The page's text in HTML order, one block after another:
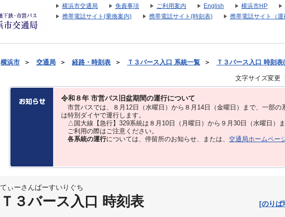
横浜市交通局 免責事項 ご利用案内 English 横浜市HP
携帯電話サイト(乗換案内)
携帯電話サイト(時刻表) 携帯電話サイト（運
横浜市 ＞ 交通局 ＞ 経路・時刻表 ＞ Ｔ３バース入口 系統一覧 ＞ Ｔ３バース入口 時刻
文字サイズ変更
令和８年 市営バス旧盆期間の運行について
市営バスでは、８⽉12⽇（水曜日）から８⽉14⽇（金曜日）まで、⼀部の
は特別ダイヤで運⾏します。
△国大線【急行】329系統は８月10日（月曜日）から９月30日（水曜日）ま
ご利用の際はご注意ください。
各系統の運行については、停留所のお知らせ、または、 交通局ホームペー
てぃーさんばーすいりぐち
Ｔ３バース入口 時刻表 [のりば